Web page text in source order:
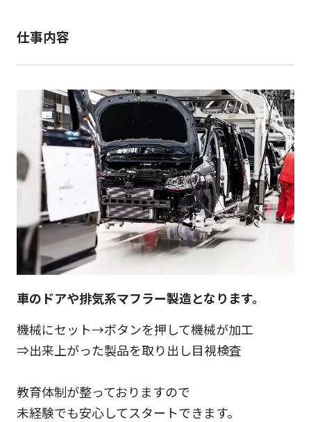
仕事内容
車のドアや排気系マフラー製造となります。
機械にセット→ボタンを押して機械が加工
⇒出来上がった製品を取り出し目視検査
教育体制が整っておりますので
未経験でも安心してスタートできます。